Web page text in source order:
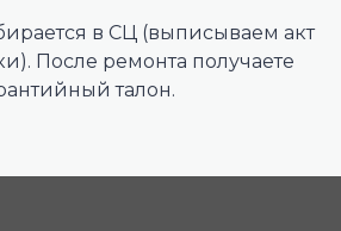
в СЦ (выписываем акт
После ремонта получаете
талон.